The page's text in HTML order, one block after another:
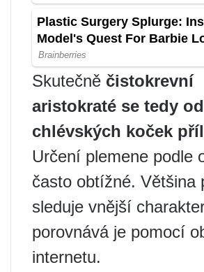
Skutečně čistokrevní
aristokraté se tedy od
chlévských koček
Určení plemene podle
často obtížné. Většina
sleduje vnější
porovnává je pomocí
internetu.